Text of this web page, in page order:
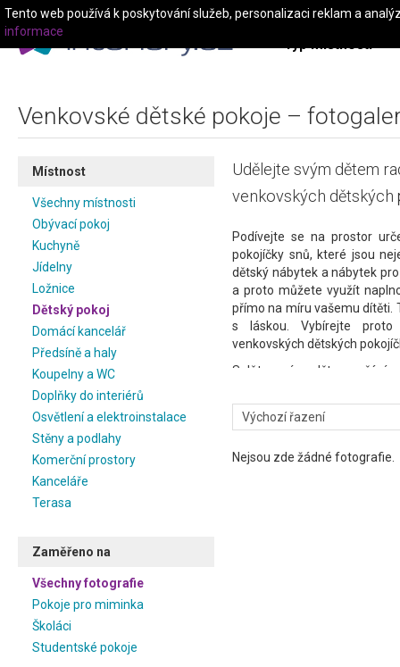
Typ místnosti
Venkovské dětské pokoje –
Místnost
Všechny místnosti
Obývací pokoj
Kuchyně
Jídelny
Ložnice
Dětský pokoj
Domácí kancelář
Předsíně a haly
Koupelny a WC
Doplňky do interiérů
Osvětlení a elektroinstalace
Stěny a podlahy
Komerční prostory
Kanceláře
Terasa
Zaměřeno na
Všechny fotografie
Pokoje pro miminka
Školáci
Studentské pokoje
Udělejte svým dětem
venkovských dětských
Podívejte se na prostor
pokojíčky snů, které jsou
dětský nábytek a nábytek
a proto můžete využít
přímo na míru vašemu dítěti.
s láskou. Vybírejte
venkovských dětských
Splňte svým dětem přání
jak vybavit venkovský dětský
styl, věřte, že sestavíte
mnoha barvách, a proto
Nejsou zde žádné fotografie.
Tento web používá k poskytování služeb, personalizaci reklam a
informace